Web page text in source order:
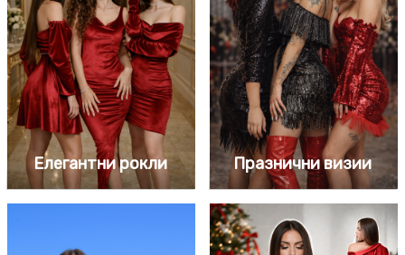
Елегантни рокли Празнични визии